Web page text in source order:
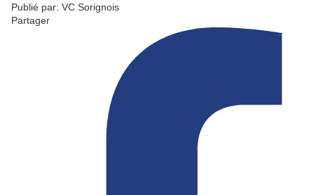
Publié par: VC Sorignois
Partager